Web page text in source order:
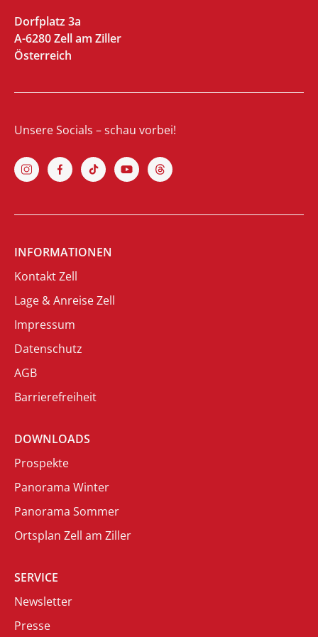
Dorfplatz 3a
A-6280 Zell am Ziller
Österreich
Unsere Socials – schau vorbei!
INFORMATIONEN
Kontakt Zell
Lage & Anreise Zell
Impressum
Datenschutz
AGB
Barrierefreiheit
DOWNLOADS
Prospekte
Panorama Winter
Panorama Sommer
Ortsplan Zell am Ziller
SERVICE
Newsletter
Presse